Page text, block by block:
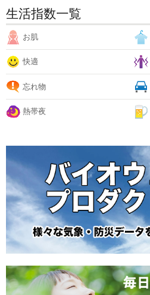
生活指数一覧
お肌
快適
忘れ物
熱帯夜